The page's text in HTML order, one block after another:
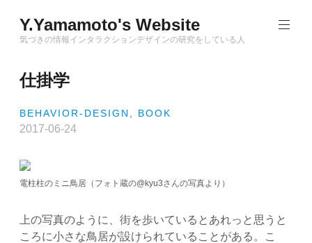
to
content
Y.Yamamoto's Website
気づきの情報インタラクションデザインの研究をしている人
仕掛学
BEHAVIOR-DESIGN BOOK
2017-06-24
電柱柱のミニ鳥居（フォト蔵の@kyu3さんの写真より）
上の写真のように、街を歩いているとあれっと思うと
ころに小さな鳥居が設けられていることがある。こ